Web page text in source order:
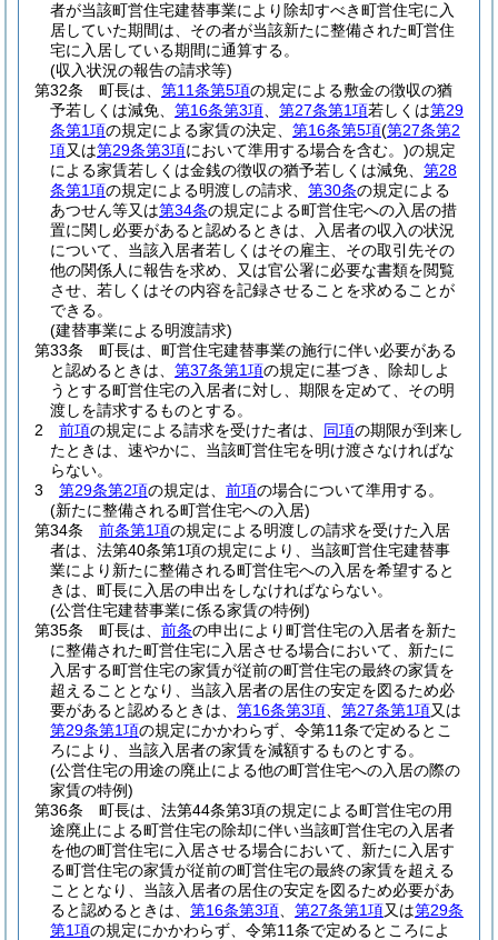
者が当該町営住宅建替事業により除却すべき町営住宅に入
居していた期間は、その者が当該新たに整備された町営住
宅に入居している期間に通算する。
(収入状況の報告の請求等)
第32条
町長は、 第11条第5項の規定による敷金の徴収の猶
予若しくは減免、 第16条第3項 第27条第1項若しくは第29
条第1項の規定による家賃の決定、 第16条第5項(第27条第2
項又は第29条第3項において準用する場合を含む。)の規定
による家賃若しくは金銭の徴収の猶予若しくは減免、 第28
条第1項の規定による明渡しの請求、 第30条の規定による
あつせん等又は第34条の規定による町営住宅への入居の措
置に関し必要があると認めるときは、入居者の収入の状況
について、当該入居者若しくはその雇主、その取引先その
他の関係人に報告を求め、又は官公署に必要な書類を閲覧
させ、若しくはその内容を記録させることを求めることが
できる。
(建替事業による明渡請求)
第33条
町長は、町営住宅建替事業の施行に伴い必要がある
と認めるときは、 第37条第1項の規定に基づき、除却しよ
うとする町営住宅の入居者に対し、期限を定めて、その明
渡しを請求するものとする。
2
前項の規定による請求を受けた者は、 同項の期限が到来し
たときは、速やかに、当該町営住宅を明け渡さなければな
らない。
3
第29条第2項の規定は、 前項の場合について準用する。
(新たに整備される町営住宅への入居)
第34条
前条第1項の規定による明渡しの請求を受けた入居
者は、法第40条第1項の規定により、当該町営住宅建替事
業により新たに整備される町営住宅への入居を希望すると
きは、町長に入居の申出をしなければならない。
(公営住宅建替事業に係る家賃の特例)
第35条
町長は、 前条の申出により町営住宅の入居者を新た
に整備された町営住宅に入居させる場合において、新たに
入居する町営住宅の家賃が従前の町営住宅の最終の家賃を
超えることとなり、当該入居者の居住の安定を図るため必
要があると認めるときは、 第16条第3項 第27条第1項又は
第29条第1項の規定にかかわらず、令第11条で定めるとこ
ろにより、当該入居者の家賃を減額するものとする。
(公営住宅の用途の廃止による他の町営住宅への入居の際の
家賃の特例)
第36条
町長は、法第44条第3項の規定による町営住宅の用
途廃止による町営住宅の除却に伴い当該町営住宅の入居者
を他の町営住宅に入居させる場合において、新たに入居す
る町営住宅の家賃が従前の町営住宅の最終の家賃を超える
こととなり、当該入居者の居住の安定を図るため必要があ
ると認めるときは、 第16条第3項 第27条第1項又は第29条
第1項の規定にかかわらず、令第11条で定めるところによ